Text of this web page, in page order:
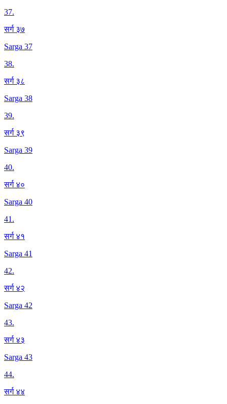
37.
सर्ग ३७
Sarga 37
38.
सर्ग ३८
Sarga 38
39.
सर्ग ३९
Sarga 39
40.
सर्ग ४०
Sarga 40
41.
सर्ग ४१
Sarga 41
42.
सर्ग ४२
Sarga 42
43.
सर्ग ४३
Sarga 43
44.
सर्ग ४४